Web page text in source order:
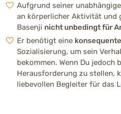
Höhe / Größe
41 - 43 cm (mittel)
38 - 40 cm (Hündin)
Gewicht
10 - 12 kg (Rüde)
9 - 11 kg (Hündin)
Aufgrund seiner
an körperlicher Aktivität und
Basenji nicht unbedingt für
Er benötigt eine
Sozialisierung, um sein
bekommen. Wenn Du jedoch
Herausforderung zu stellen,
liebevollen Begleiter für das